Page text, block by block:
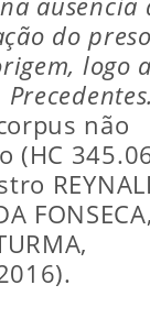
do
logo
não
(HC
FONSECA,